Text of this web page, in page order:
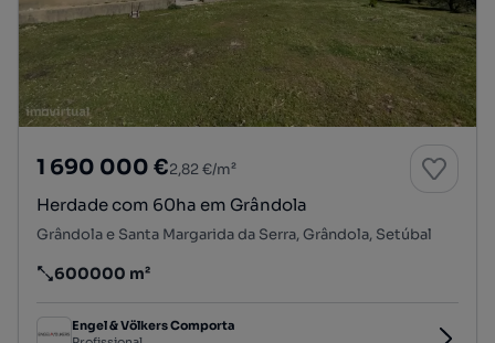
1 690 000 €2,82 €/m²
Herdade com 60ha em Grândola
Grândola e Santa Margarida da Serra, Grândola, Setúbal
Preço por metro quadrado
600000 m²
Engel & Völkers Comporta